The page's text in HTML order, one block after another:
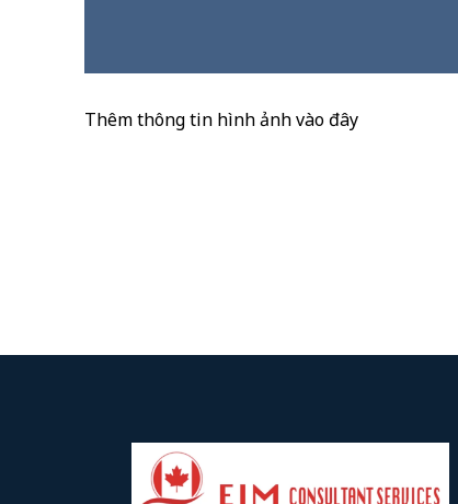
Thêm thông tin hình ảnh vào đây